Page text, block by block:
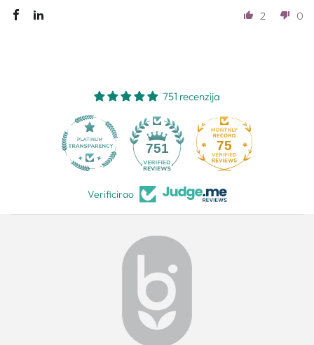
2 0
751 recenzija
751 75
Verificirao